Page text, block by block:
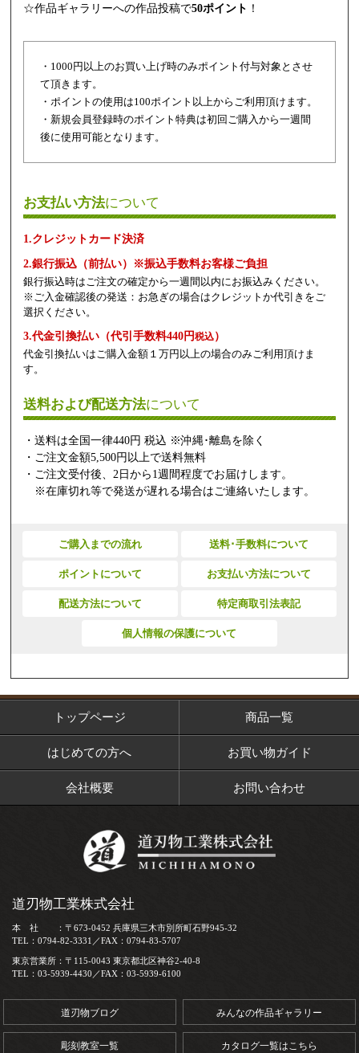
☆作品ギャラリーへの作品投稿で50ポイント ！
・1000円以上のお買い上げ時のみポイント付与対象とさせ
て頂きます。
・ポイントの使用は100ポイント以上からご利用頂けます。
・新規会員登録時のポイント特典は初回ご購入から一週間
後に使用可能となります。
お支払い方法について
1.クレジットカード決済
2.銀行振込（前払い）※振込手数料お客様ご負担
銀行振込時はご注文の確定から一週間以内にお振込みください。
※ご入金確認後の発送：お急ぎの場合はクレジットか代引きをご
選択ください。
3.代金引換払い（代引手数料440円税込）
代金引換払いはご購入金額１万円以上の場合のみご利用頂けま
す。
送料および配送方法について
・送料は全国一律440円 税込 ※沖縄･離島を除く
・ご注文金額5,500円以上で送料無料
・ご注文受付後、2日から1週間程度でお届けします。
※在庫切れ等で発送が遅れる場合はご連絡いたします。
ご購入までの流れ 送料･手数料について
ポイントについて お支払い方法について
配送方法について 特定商取引法表記
個人情報の保護について
トップページ 商品一覧
はじめての方へ お買い物ガイド
会社概要 お問い合わせ
道刃物工業株式会社
本 社 ：〒673-0452 兵庫県三木市別所町石野945-32
TEL：0794-82-3331／FAX：0794-83-5707
東京営業所：〒115-0043 東京都北区神谷2-40-8
TEL：03-5939-4430／FAX：03-5939-6100
道刃物ブログ みんなの作品ギャラリー
彫刻教室一覧 カタログ一覧はこちら